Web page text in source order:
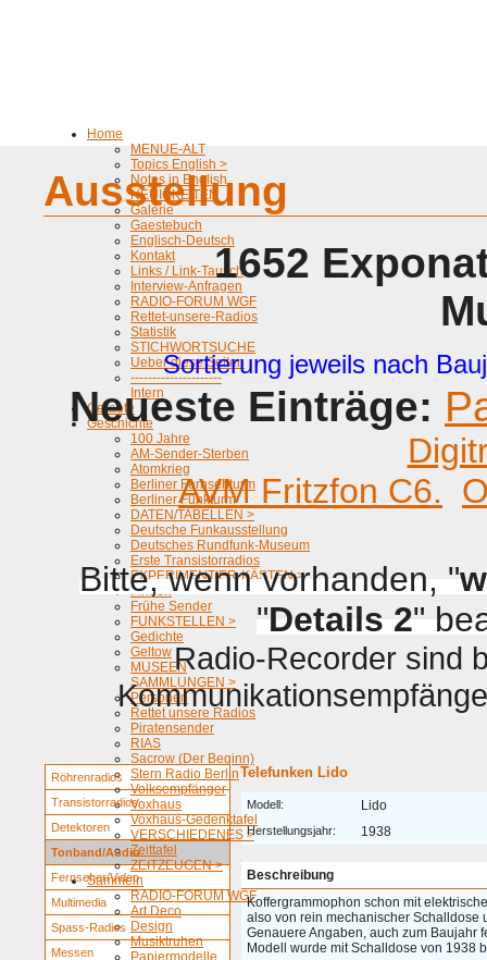
Home
MENUE-ALT
Topics English >
Notes in English
NEUIGKEITEN
Galerie
Gaestebuch
Englisch-Deutsch
Kontakt
Links / Link-Tausch
Interview-Anfragen
RADIO-FORUM WGF
Rettet-unsere-Radios
Statistik
STICHWORTSUCHE
Ueber diese Seiten
---------------------
Intern
Geraete
Geschichte
100 Jahre
AM-Sender-Sterben
Atomkrieg
Berliner Fernsehturm
Berliner Funkturm
DATEN/TABELLEN >
Deutsche Funkausstellung
Deutsches Rundfunk-Museum
Erste Transistorradios
EXPERIMENTIER-KÄSTEN >
Firmen
Frühe Sender
FUNKSTELLEN >
Gedichte
Geltow
MUSEEN
SAMMLUNGEN >
Personen
Rettet unsere Radios
Piratensender
RIAS
Sacrow (Der Beginn)
Stern Radio Berlin
Volksempfänger
Voxhaus
Voxhaus-Gedenktafel
VERSCHIEDENES >
Zeittafel
ZEITZEUGEN >
Sammeln
RADIO-FORUM WGF
Art Deco
Design
Musiktruhen
Papiermodelle
Ausstellung
1652
Sortierung jeweils nach
Neueste Einträge:
AVM Fritzfon C6.
Bitte, wenn vorhanden, "
"Details 2"
Radio-Recorder sind
Röhrenradios
Transistorradios
Detektoren
Tonband/Audio
Fernseher/Video
Multimedia
Spass-Radios
Messen
Telefunken Lido
Modell: Lido
Herstellungsjahr: 1938
Beschreibung
Koffergrammophon schon mit
also von rein mechanischer Schalldose
Genauere Angaben, auch zum Baujahr
Modell wurde mit Schalldose von 1938